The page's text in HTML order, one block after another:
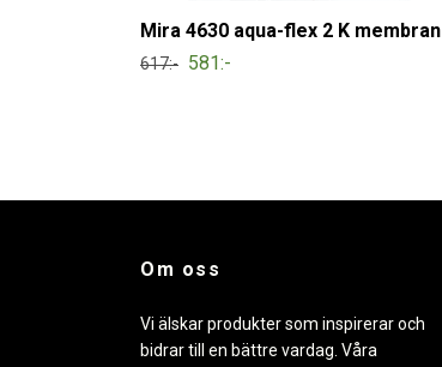
Mira 4630 aqua-flex 2 K membran
617:- 581:-
Om oss
Vi älskar produkter som inspirerar och
bidrar till en bättre vardag. Våra